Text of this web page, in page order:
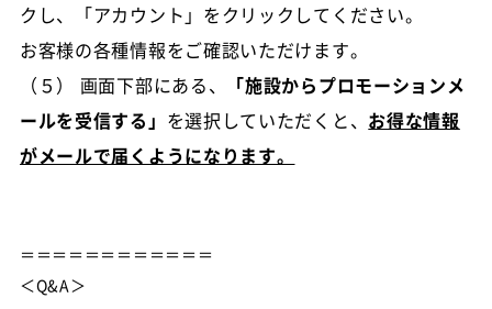
クし、「アカウント」をクリックしてください。
お客様の各種情報をご確認いただけます。
（５） 画面下部にある、
「施設からプロモーションメ
ールを受信する」 を選択していただくと、 お得な情報
がメールで届くようになります。
＝＝＝＝＝＝＝＝＝＝＝＝
＜Q&A＞